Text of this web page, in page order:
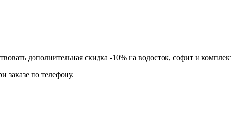
дополнительная скидка -10% на водосток, софит и
заказе по телефону.